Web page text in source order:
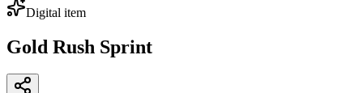
Digital item
Gold Rush Sprint